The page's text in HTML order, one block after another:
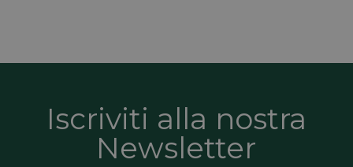
Iscriviti alla nostra
Newsletter